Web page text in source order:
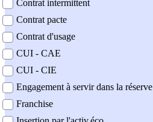
Contrat intermittent
Contrat pacte
Contrat d'usage
CUI - CAE
CUI - CIE
Engagement à servir dans la réserve
Franchise